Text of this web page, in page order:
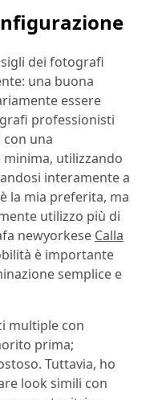
dei fotografi
una buona
essere
professionisti
una
utilizzando
interamente a
la mia preferita, ma
utilizzo più di
newyorkese Calla
è importante
semplice e
multiple con
prima;
Tuttavia, ho
look simili con